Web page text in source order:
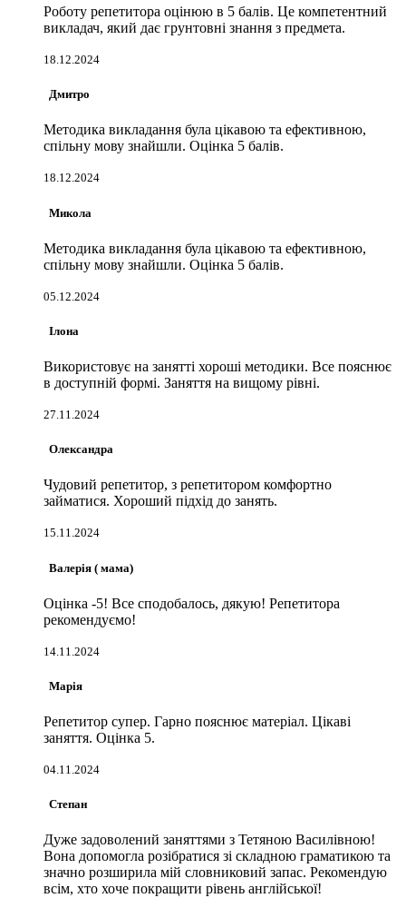
Роботу репетитора оцінюю в 5 балів. Це компетентний
викладач, який дає грунтовні знання з предмета.
18.12.2024
Дмитро
Методика викладання була цікавою та ефективною,
спільну мову знайшли. Оцінка 5 балів.
18.12.2024
Микола
Методика викладання була цікавою та ефективною,
спільну мову знайшли. Оцінка 5 балів.
05.12.2024
Ілона
Використовує на занятті хороші методики. Все пояснює
в доступній формі. Заняття на вищому рівні.
27.11.2024
Олександра
Чудовий репетитор, з репетитором комфортно
займатися. Хороший підхід до занять.
15.11.2024
Валерія ( мама)
Оцінка -5! Все сподобалось, дякую! Репетитора
рекомендуємо!
14.11.2024
Марія
Репетитор супер. Гарно пояснює матеріал. Цікаві
заняття. Оцінка 5.
04.11.2024
Степан
Дуже задоволений заняттями з Тетяною Василівною!
Вона допомогла розібратися зі складною граматикою та
значно розширила мій словниковий запас. Рекомендую
всім, хто хоче покращити рівень англійської!